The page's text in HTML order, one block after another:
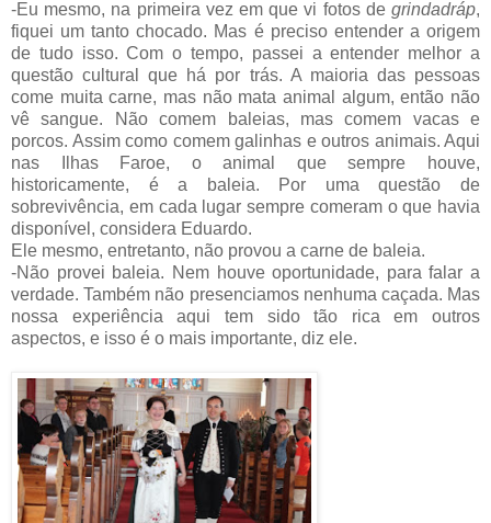
-Eu mesmo, na primeira vez em que vi fotos de grindadráp,
fiquei um tanto chocado. Mas é preciso entender a origem
de tudo isso. Com o tempo, passei a entender melhor a
questão cultural que há por trás. A maioria das pessoas
come muita carne, mas não mata animal algum, então não
vê sangue. Não comem baleias, mas comem vacas e
porcos. Assim como comem galinhas e outros animais. Aqui
nas Ilhas Faroe, o animal que sempre houve,
historicamente, é a baleia. Por uma questão de
sobrevivência, em cada lugar sempre comeram o que havia
disponível, considera Eduardo.
Ele mesmo, entretanto, não provou a carne de baleia.
-Não provei baleia. Nem houve oportunidade, para falar a
verdade. Também não presenciamos nenhuma caçada. Mas
nossa experiência aqui tem sido tão rica em outros
aspectos, e isso é o mais importante, diz ele.